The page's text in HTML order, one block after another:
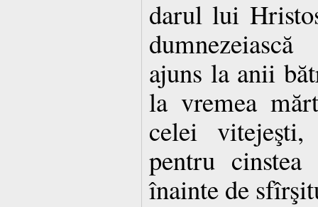
darul lui
ajuns la anii
la vremea
celei
pentru
înainte de